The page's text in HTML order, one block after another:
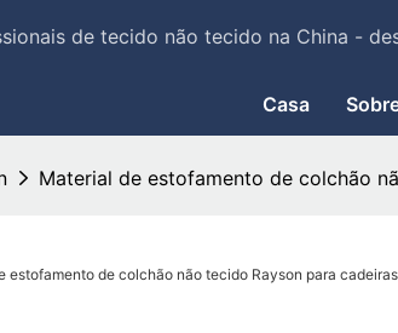
de tecido não tecido na China -
Casa
Material de estofamento de colchão